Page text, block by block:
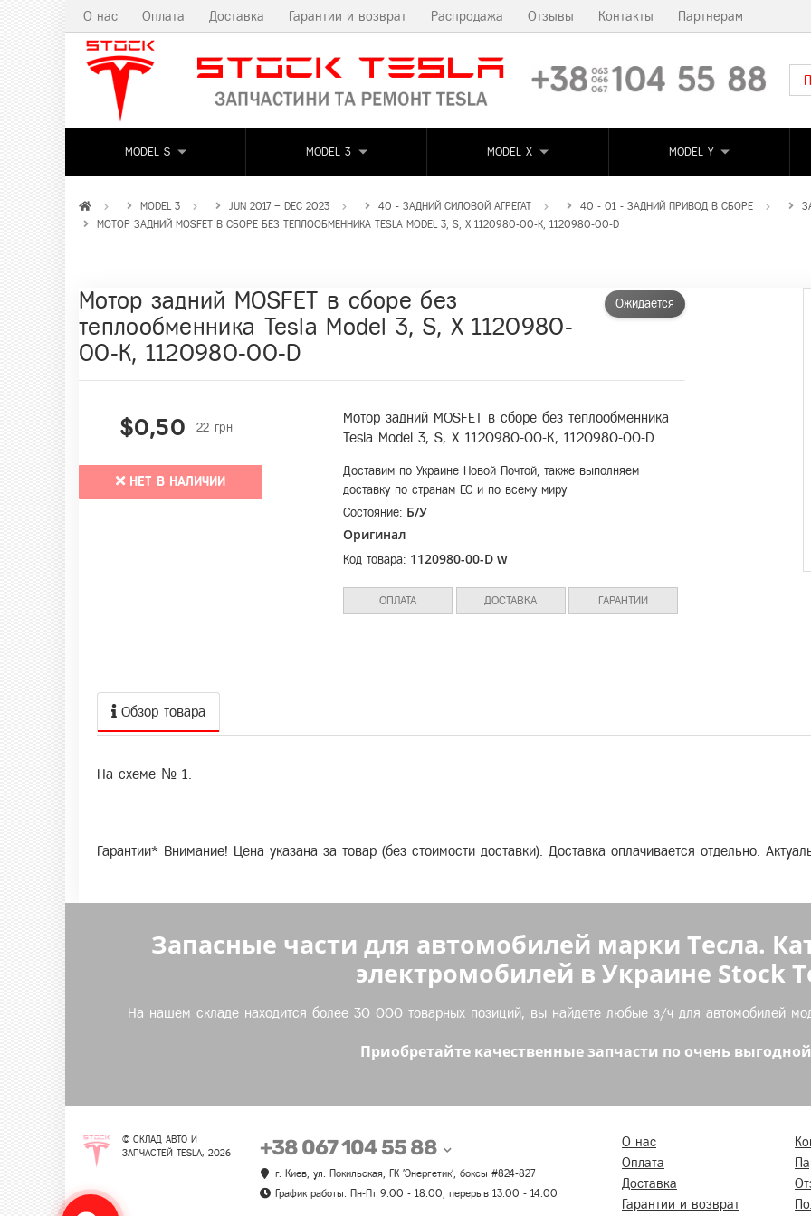
О нас Оплата Доставка Гарантии и возврат Распродажа Отзывы Контакты Партнерам
MODEL S MODEL 3 MODEL X MODEL Y
MODEL 3 JUN 2017 – DEC 2023 40 - ЗАДНИЙ СИЛОВОЙ АГРЕГАТ 40 - 01 - ЗАДНИЙ ПРИВОД В СБОРЕ
МОТОР ЗАДНИЙ MOSFET В СБОРЕ БЕЗ ТЕПЛООБМЕННИКА TESLA MODEL 3, S, X 1120980-00-K, 1120980-00-D
Ожидается
Мотор задний MOSFET в сборе без
теплообменника Tesla Model 3, S, X 1120980-
00-K, 1120980-00-D
$0,50 22 грн
НЕТ В НАЛИЧИИ
Мотор задний MOSFET в сборе без теплообменника
Tesla Model 3, S, X 1120980-00-K, 1120980-00-D
Доставим по Украине Новой Почтой, также выполняем
доставку по странам ЕС и по всему миру
Состояние: Б/У
Оригинал
Код товара: 1120980-00-D w
ОПЛАТА ДОСТАВКА ГАРАНТИИ
Обзор товара
На схеме № 1.
Гарантии* Внимание! Цена указана за товар (без стоимости доставки). Доставка оплачивается отдельно.
Запасные части для автомобилей марки Тесла.
электромобилей в Украине Stock
На нашем складе находится более 30 000 товарных позиций, вы найдете любые з/ч для автомобилей
Приобретайте качественные запчасти по очень
© СКЛАД АВТО И
ЗАПЧАСТЕЙ TESLA, 2026
+38 067 104 55 88
г. Киев, ул. Покильская, ГК 'Энергетик', боксы #824-827
График работы: Пн-Пт 9:00 - 18:00, перерыв 13:00 - 14:00
О нас
Оплата
Доставка
Гарантии и возврат